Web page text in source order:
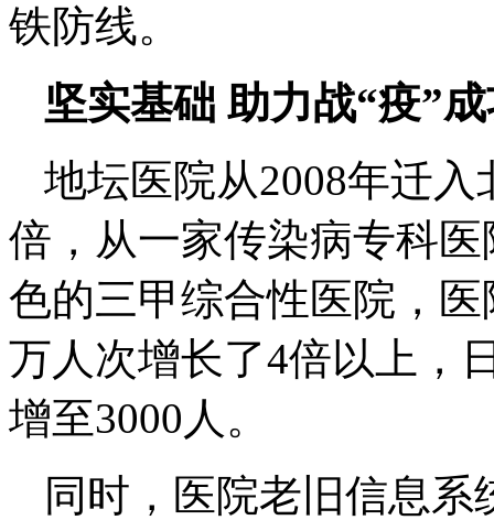
铁防线。
坚实基础 助力战“疫”
地坛医院从2008年迁
倍，从一家传染病专科
色的三甲综合性医院，
万人次增长了4倍以上，
增至3000人。
同时，医院老旧信息